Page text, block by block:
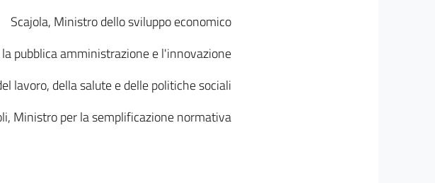
Scajola, Ministro dello sviluppo economico
pubblica amministrazione e l'innovazione
lavoro, della salute e delle politiche sociali
Ministro per la semplificazione normativa